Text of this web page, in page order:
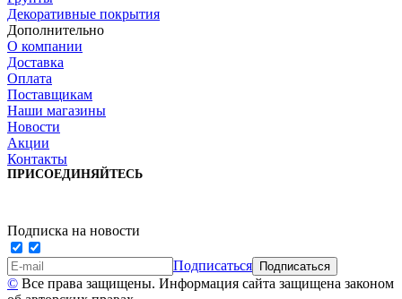
Декоративные покрытия
Дополнительно
О компании
Доставка
Оплата
Поставщикам
Наши магазины
Новости
Акции
Контакты
ПРИСОЕДИНЯЙТЕСЬ
Подписка на новости
Подписаться
© Все права защищены. Информация сайта защищена законом